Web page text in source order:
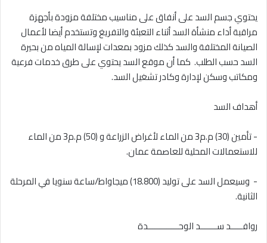
‎يحتوي جسم السد على أنفاق على مناسيب مختلفة مزودة بأجهزة
مراقبة أداء منشأة السد أثناء التعبئة والتفريغ وتستخدم أيضا لأعمال
الصيانة المختلفة والسد كذلك مزود بمعدات لإسالة المياه من بحيرة
السد حسب الطلب. كما أن موقع السد يحتوي على طرق خدمات فرعية
ومكاتب وسكن لإدارة وكادر تشغيل السد.
‎- تأمين (30) م.م3 من الماء لأغراض الزراعة و (50) م.م3 من الماء
للاستعمالات المحلية للعاصمة عمان.
‎- وسيعمل السد على توليد (18.800) ميجاواط/ساعة سنويا في المرحلة
الثانية.